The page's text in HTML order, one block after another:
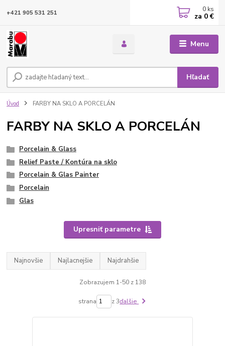
Menu
Hľadať
+421 905 531 251 0 ks
za 0 €
Úvod FARBY NA SKLO A PORCELÁN
FARBY NA SKLO A PORCELÁN
Porcelain & Glass
Relief Paste / Kontúra na sklo
Porcelain & Glas Painter
Porcelain
Glas
Upresniť parametre
Najnovšie Najlacnejšie Najdrahšie
Zobrazujem 1-50 z 138
strana z 3ďalšie